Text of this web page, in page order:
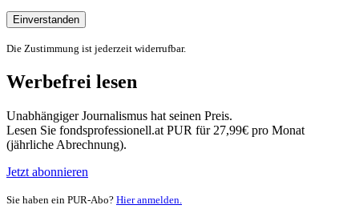
Einverstanden
Die Zustimmung ist jederzeit widerrufbar.
Werbefrei lesen
Unabhängiger Journalismus hat seinen Preis.
Lesen Sie fondsprofessionell.at PUR für 27,99€ pro Monat
(jährliche Abrechnung).
Jetzt abonnieren
Sie haben ein PUR-Abo? Hier anmelden.